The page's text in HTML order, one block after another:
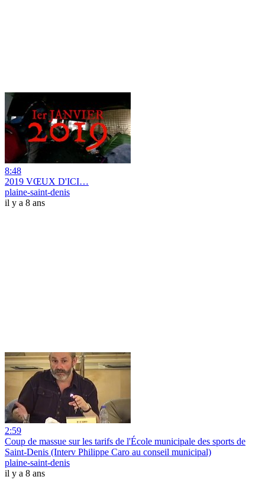
8:48
2019 VŒUX D'ICI…
plaine-saint-denis
il y a 8 ans
2:59
Coup de massue sur les tarifs de l'École municipale des sports de
Saint-Denis (Interv Philippe Caro au conseil municipal)
plaine-saint-denis
il y a 8 ans